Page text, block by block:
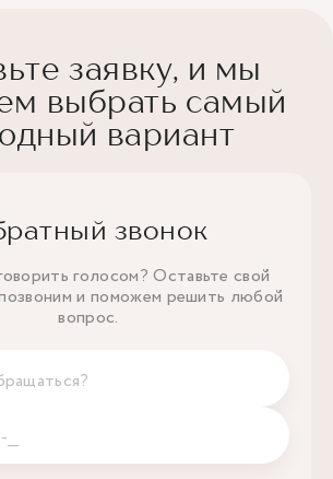
заявку, и мы
выбрать самый
вариант
звонок
голосом? Оставьте свой
и поможем решить любой
вопрос.